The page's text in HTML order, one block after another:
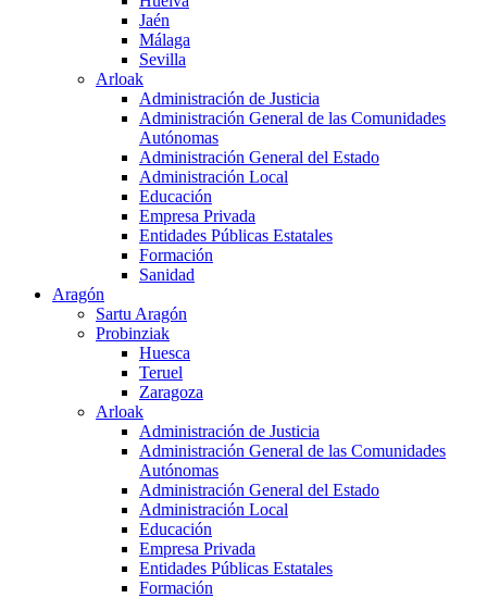
Jaén
Málaga
Sevilla
Arloak
Administración de Justicia
Administración General de las Comunidades
Autónomas
Administración General del Estado
Administración Local
Educación
Empresa Privada
Entidades Públicas Estatales
Formación
Sanidad
Aragón
Sartu Aragón
Probinziak
Huesca
Teruel
Zaragoza
Arloak
Administración de Justicia
Administración General de las Comunidades
Autónomas
Administración General del Estado
Administración Local
Educación
Empresa Privada
Entidades Públicas Estatales
Formación